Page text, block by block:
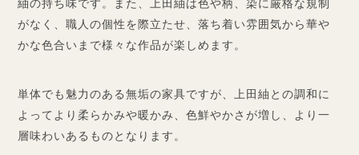
紬の持ち味です。また、上田紬は色や柄、染に厳格な規制
がなく、職人の個性を際立たせ、落ち着い雰囲気から華や
かな色合いまで様々な作品が楽しめます。
単体でも魅力のある無垢の家具ですが、上田紬との調和に
よってより柔らかみや暖かみ、色鮮やかさが増し、より一
層味わいあるものとなります。